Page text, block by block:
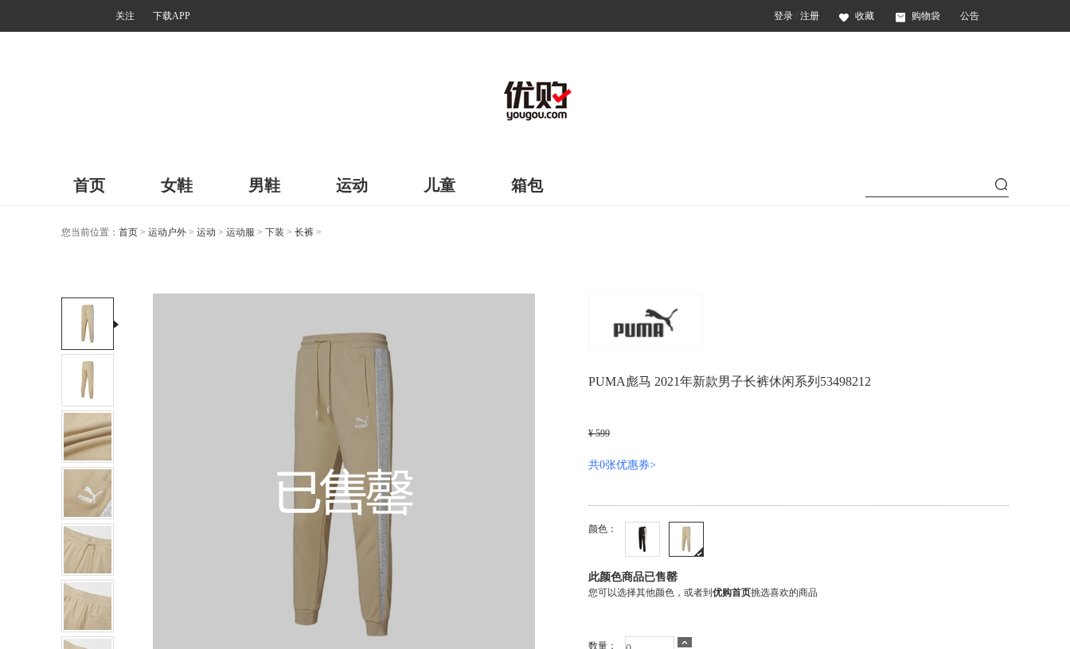
关注 下载APP 登录 / 注册 收藏 购物袋 公告
首页 女鞋 男鞋 运动 儿童 箱包
您当前位置： 首页 > 运动户外 > 运动 > 运动服 > 下装 > 长裤 >
PUMA彪马 2021年新款男子长裤休闲系列53498212
¥ 599
共0张优惠券>
颜色：
此颜色商品已售罄
您可以选择其他颜色，或者到 优购首页挑选喜欢的商品
数量：